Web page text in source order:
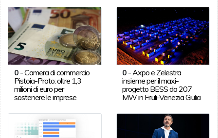
0-Camera di commercio
Pistoia-Prato: oltre 1,3
milioni di euro per
sostenere le imprese
0 - Axpo e Zelestra
insieme per il maxi-
progetto BESS da 207
MW in Friuli-Venezia Giulia